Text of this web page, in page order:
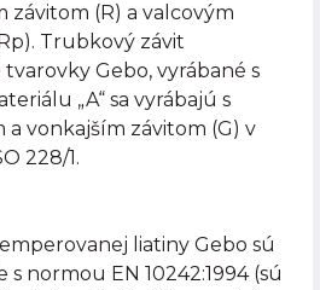
závitom (R) a valcovým
Trubkový závit
Gebo, vyrábané s
„A“ sa vyrábajú s
vonkajším závitom (G) v
228/1.
liatiny Gebo sú
normou EN 10242:1994 (sú